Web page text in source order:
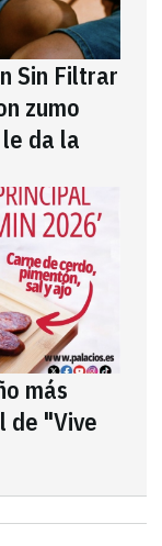
Sin Filtrar
zumo
da la
más
de "Vive